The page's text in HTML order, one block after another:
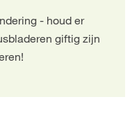
- houd er
giftig zijn